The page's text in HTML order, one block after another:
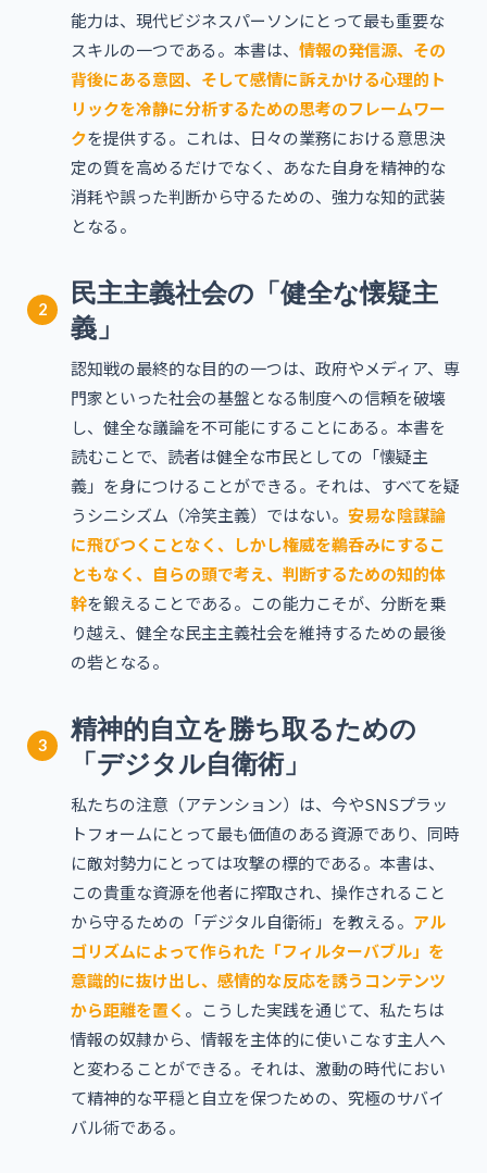
能力は、現代ビジネスパーソンにとって最も重要な
スキルの一つである。本書は、 情報の発信源、その
背後にある意図、そして感情に訴えかける心理的ト
リックを冷静に分析するための思考のフレームワー
クを提供する。これは、日々の業務における意思決
定の質を高めるだけでなく、あなた自身を精神的な
消耗や誤った判断から守るための、強力な知的武装
となる。
2
民主主義社会の「健全な懐疑主
義」
認知戦の最終的な目的の一つは、政府やメディア、専
門家といった社会の基盤となる制度への信頼を破壊
し、健全な議論を不可能にすることにある。本書を
読むことで、読者は健全な市民としての「懐疑主
義」を身につけることができる。それは、すべてを疑
うシニシズム（冷笑主義）ではない。 安易な陰謀論
に飛びつくことなく、しかし権威を鵜呑みにするこ
ともなく、自らの頭で考え、判断するための知的体
幹を鍛えることである。この能力こそが、分断を乗
り越え、健全な民主主義社会を維持するための最後
の砦となる。
3
精神的自立を勝ち取るための
「デジタル自衛術」
私たちの注意（アテンション）は、今やSNSプラッ
トフォームにとって最も価値のある資源であり、同時
に敵対勢力にとっては攻撃の標的である。本書は、
この貴重な資源を他者に搾取され、操作されること
から守るための「デジタル自衛術」を教える。 アル
ゴリズムによって作られた「フィルターバブル」を
意識的に抜け出し、感情的な反応を誘うコンテンツ
から距離を置く 。こうした実践を通じて、私たちは
情報の奴隷から、情報を主体的に使いこなす主人へ
と変わることができる。それは、激動の時代におい
て精神的な平穏と自立を保つための、究極のサバイ
バル術である。